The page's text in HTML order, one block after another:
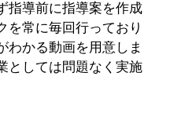
指導前に指導案を作成
を常に毎回行っており
わかる動画を用意しま
としては問題なく実施